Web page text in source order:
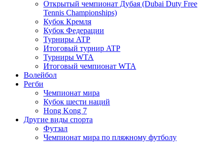
Открытый чемпионат Дубая (Dubai Duty Free
Tennis Championships)
Кубок Кремля
Кубок Федерации
Турниры ATP
Итоговый турнир ATP
Турниры WTA
Итоговый чемпионат WTA
Волейбол
Регби
Чемпионат мира
Кубок шести наций
Hong Kong 7
Другие виды спорта
Футзал
Чемпионат мира по пляжному футболу